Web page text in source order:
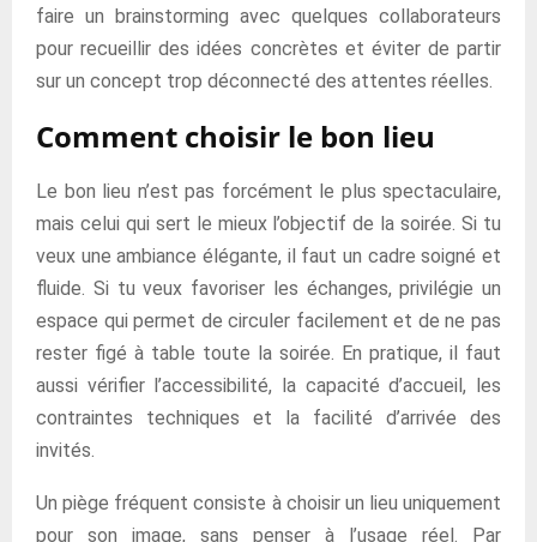
faire un brainstorming avec quelques collaborateurs
pour recueillir des idées concrètes et éviter de partir
sur un concept trop déconnecté des attentes réelles.
Comment choisir le bon lieu
Le bon lieu n’est pas forcément le plus spectaculaire,
mais celui qui sert le mieux l’objectif de la soirée. Si tu
veux une ambiance élégante, il faut un cadre soigné et
fluide. Si tu veux favoriser les échanges, privilégie un
espace qui permet de circuler facilement et de ne pas
rester figé à table toute la soirée. En pratique, il faut
aussi vérifier l’accessibilité, la capacité d’accueil, les
contraintes techniques et la facilité d’arrivée des
invités.
Un piège fréquent consiste à choisir un lieu uniquement
pour son image, sans penser à l’usage réel. Par